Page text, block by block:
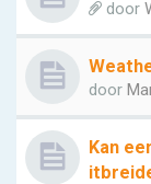
door
door
Kan